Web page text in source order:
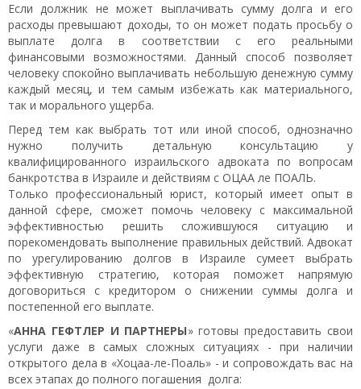
Если должник не может выплачивать сумму долга и его
расходы превышают доходы, то он может подать просьбу о
выплате долга в соответствии с его реальными
финансовыми возможностями. Данный способ позволяет
человеку спокойно выплачивать небольшую денежную сумму
каждый месяц, и тем самым избежать как материального,
так и морального ущерба.
Перед тем как выбрать тот или иной способ, однозначно
нужно получить детальную консультацию у
квалифицированного израильского адвоката по вопросам
банкротства в Израиле и действиям с ОЦАА ле ПОАЛЬ.
Только профессиональный юрист, который имеет опыт в
данной сфере, сможет помочь человеку с максимальной
эффективностью решить сложившуюся ситуацию и
порекомендовать выполнение правильных действий. Адвокат
по урегулированию долгов в Израиле сумеет выбрать
эффективную стратегию, которая поможет напрямую
договориться с кредитором о снижении суммы долга и
постепенной его выплате.
«АННА ГЕФТЛЕР И ПАРТНЕРЫ» готовы предоставить свои
услуги даже в самых сложных ситуациях - при наличии
открытого дела в «Хоцаа-ле-Поаль» - и сопровождать вас на
всех этапах до полного погашения долга: